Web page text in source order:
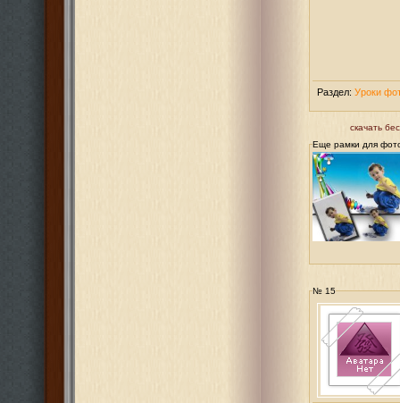
Раздел: Уроки
скачать
Еще рамки для
№ 15